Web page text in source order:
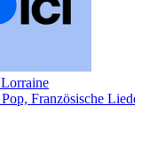
Französische